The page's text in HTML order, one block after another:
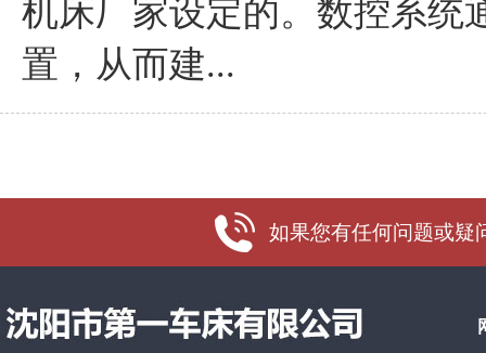
机床厂家设定的。数控系统
置，从而建...
如果您有任何问题或疑